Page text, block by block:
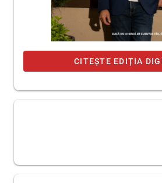
CITEȘTE EDIȚIA